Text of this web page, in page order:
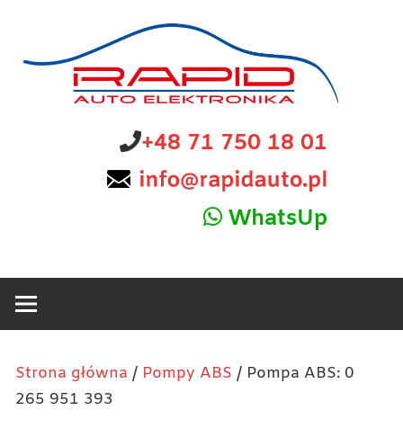
content
Rapid
Auto
+48 71 750 18 01
WhatsUp
Strona główna / Pompy ABS / Pompa ABS: 0
265 951 393